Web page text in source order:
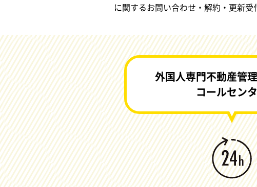
に関するお問い合わせ・解約・更新
外国人専門不動産管
コールセン